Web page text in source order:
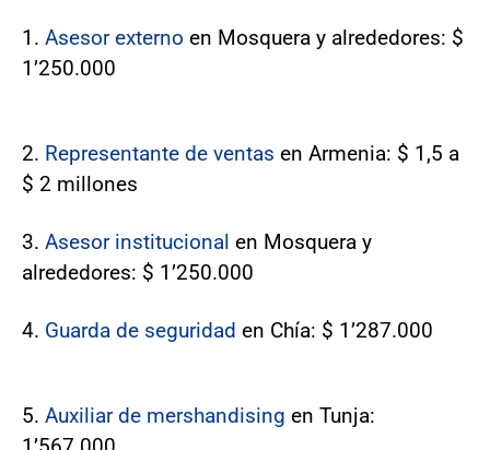
1. Asesor externo en Mosquera y alrededores: $
1’250.000
2. Representante de ventas en Armenia: $ 1,5 a
$ 2 millones
3. Asesor institucional en Mosquera y
alrededores: $ 1’250.000
4. Guarda de seguridad en Chía: $ 1’287.000
5. Auxiliar de mershandising en Tunja: